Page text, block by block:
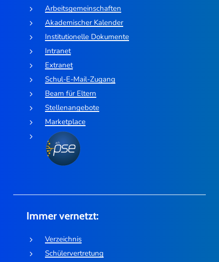
Arbeitsgemeinschaften
Akademischer Kalender
Institutionelle Dokumente
Intranet
Extranet
Schul-E-Mail-Zugang
Beam für Eltern
Stellenangebote
Marketplace
Immer vernetzt:
Verzeichnis
Schülervertretung